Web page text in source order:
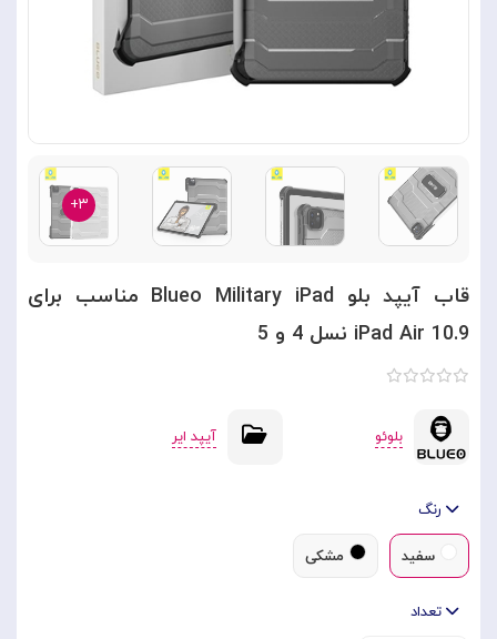
۳+
قاب آیپد بلو Blueo Military iPad مناسب برای
iPad Air 10.9 نسل 4 و 5
بلوئو آیپد ایر
رنگ
سفید مشکی
تعداد